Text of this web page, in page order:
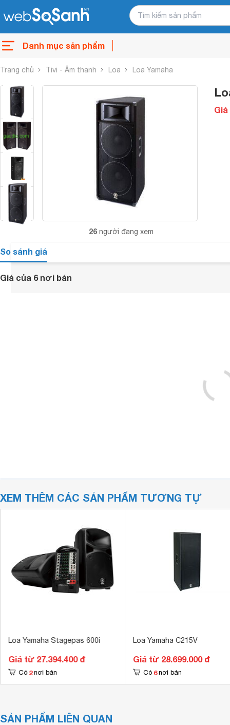
Danh mục sản phẩm
Trang chủ Tivi - Âm thanh Loa Loa Yamaha
26 người đang xem
Giá
So sánh giá
Giá của 6 nơi bán
XEM THÊM CÁC SẢN PHẨM TƯƠNG TỰ
Loa Yamaha Stagepas 600i
Giá từ 27.394.400 đ
Có 2 nơi bán
Loa Yamaha C215V
Giá từ 28.699.000 đ
Có 6 nơi bán
SẢN PHẨM LIÊN QUAN